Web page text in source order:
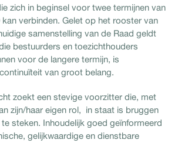
zich in beginsel voor twee termijnen van
kan verbinden. Gelet op het rooster van
samenstelling van de Raad geldt
bestuurders en toezichthouders
voor de langere termijn, is
van groot belang.
zoekt een stevige voorzitter die, met
zijn/haar eigen rol, in staat is bruggen
steken. Inhoudelijk goed geïnformeerd
gelijkwaardige en dienstbare